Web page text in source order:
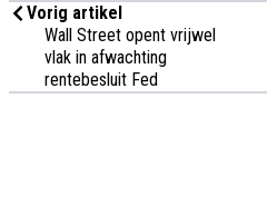
Vorig artikel
Wall Street opent vrijwel
vlak in afwachting
rentebesluit Fed